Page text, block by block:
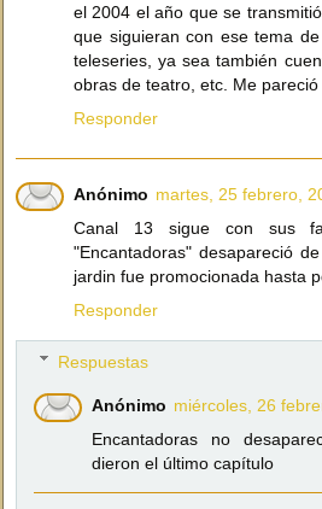
el 2004 el año que se
que siguieran con ese tema
teleseries, ya sea también
obras de teatro, etc. Me
Responder
Anónimo martes, 25 febrero,
Canal 13 sigue con sus
"Encantadoras" desapareció
jardin fue promocionada hasta
Responder
Respuestas
Anónimo miércoles, 26
Encantadoras no
dieron el último capítulo